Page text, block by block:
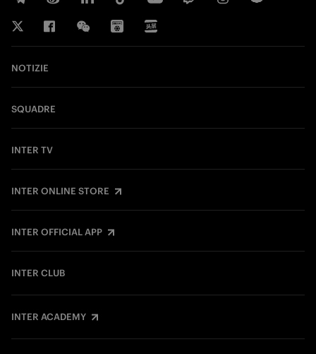
NOTIZIE
SQUADRE
INTER TV
INTER ONLINE STORE
INTER OFFICIAL APP
INTER CLUB
INTER ACADEMY